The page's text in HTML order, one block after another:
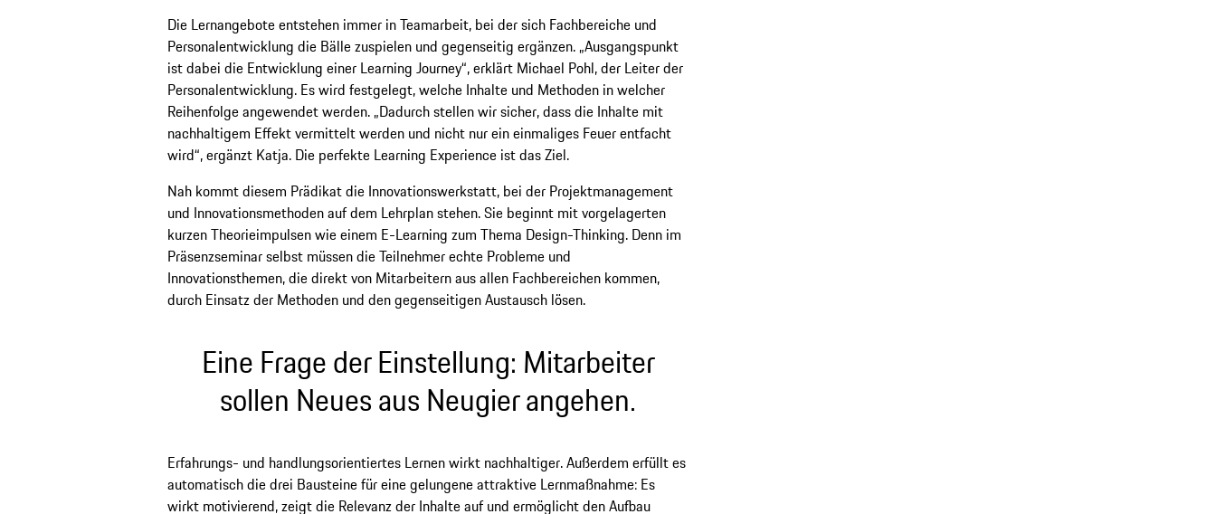
Die Lernangebote entstehen immer in Teamarbeit, bei der sich Fachbereiche und
Personalentwicklung die Bälle zuspielen und gegenseitig ergänzen. „Ausgangspunkt
ist dabei die Entwicklung einer Learning ­Journey“, erklärt Michael Pohl, der Leiter der
Personalentwicklung. Es wird festgelegt, welche Inhalte und Methoden in welcher
Reihenfolge angewendet werden. „Dadurch stellen wir sicher, dass die Inhalte mit
nachhaltigem Effekt vermittelt werden und nicht nur ein einmaliges Feuer entfacht
wird“, ergänzt Katja. Die perfekte Learning Experience ist das Ziel.
Nah kommt diesem Prädikat die Innovationswerkstatt, bei der Projektmanagement
und Innovationsmethoden auf dem Lehrplan stehen. Sie beginnt mit vorgelagerten
kurzen Theorieimpulsen wie einem E-Learning zum Thema Design-­Thinking. Denn im
Präsenzseminar selbst müssen die Teilnehmer echte Probleme und
Innovationsthemen, die direkt von Mitarbeitern aus allen Fachbereichen kommen,
durch Einsatz der Methoden und den gegenseitigen Austausch lösen.
Eine Frage der Einstellung: Mitarbeiter
sollen Neues aus Neugier angehen.
Erfahrungs- und handlungsorientiertes Lernen wirkt nachhaltiger. Außerdem erfüllt es
automatisch die drei Bausteine für eine gelungene attraktive Lernmaßnahme: Es
wirkt motivierend, zeigt die Relevanz der Inhalte auf und ermöglicht den Aufbau